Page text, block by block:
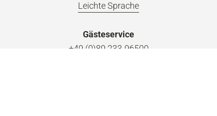
Leichte Sprache
Gästeservice
+49 (0)89 233-96500